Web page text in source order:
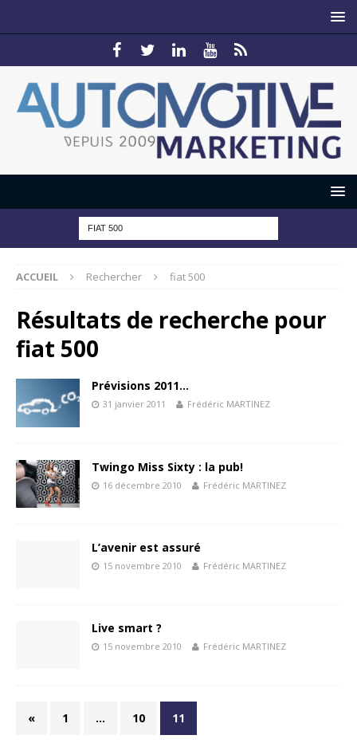
ACCUEIL Rechercher fiat 500
Résultats de recherche pour
fiat 500
Prévisions 2011…
31 janvier 2011 Frédéric MARTINEZ
Twingo Miss Sixty : la pub!
16 décembre 2010 Frédéric MARTINEZ
L’avenir est assuré
15 novembre 2010 Frédéric MARTINEZ
Live smart ?
15 novembre 2010 Frédéric MARTINEZ
« 1 … 10 11